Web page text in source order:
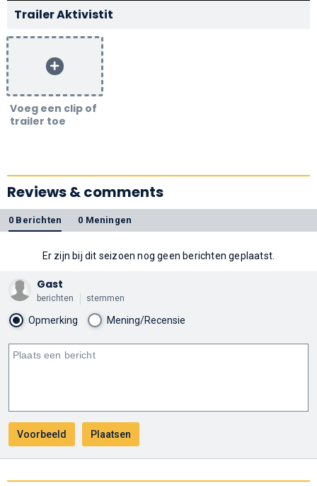
Trailer Aktivistit
Voeg een clip of
trailer toe
Reviews & comments
0 Berichten 0 Meningen
Er zijn bij dit seizoen nog geen berichten geplaatst.
Gast
berichten stemmen
Opmerking Mening/Recensie